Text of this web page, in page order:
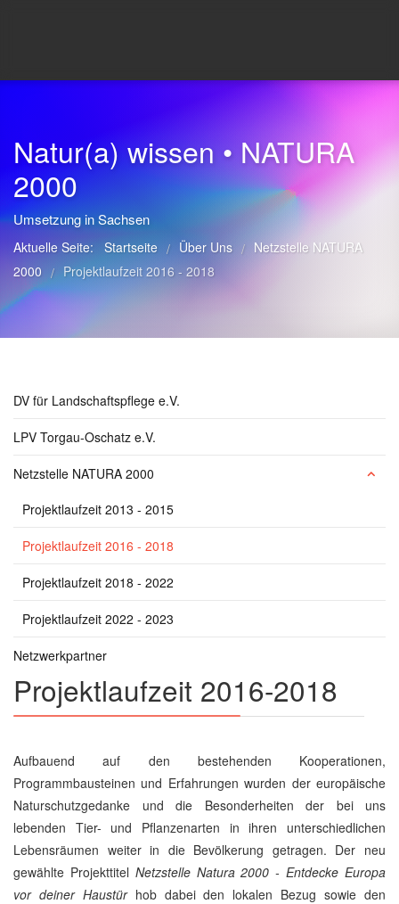
Natur(a) wissen • NATURA
2000
Umsetzung in Sachsen
Aktuelle Seite: Startseite / Über Uns / Netzstelle NATURA
2000 / Projektlaufzeit 2016 - 2018
DV für Landschaftspflege e.V.
LPV Torgau-Oschatz e.V.
Netzstelle NATURA 2000
Projektlaufzeit 2013 - 2015
Projektlaufzeit 2016 - 2018
Projektlaufzeit 2018 - 2022
Projektlaufzeit 2022 - 2023
Netzwerkpartner
Projektlaufzeit 2016-2018
Aufbauend auf den bestehenden Kooperationen,
Programmbausteinen und Erfahrungen wurden der europäische
Naturschutzgedanke und die Besonderheiten der bei uns
lebenden Tier- und Pflanzenarten in ihren unterschiedlichen
Lebensräumen weiter in die Bevölkerung getragen. Der neu
gewählte Projekttitel Netzstelle Natura 2000 - Entdecke Europa
vor deiner Haustürhob dabei den lokalen Bezug sowie den